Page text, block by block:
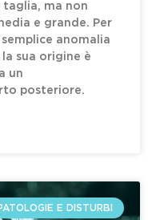
ma non
e grande. Per
anomalia
sua origine è
un
posteriore.
E DISTURBI